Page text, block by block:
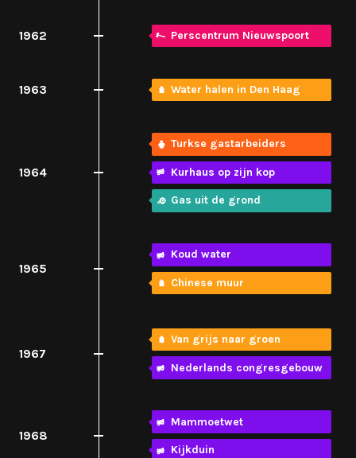
1962 Perscentrum Nieuwspoort
1963 Water halen in Den Haag
1964
Turkse gastarbeiders
Kurhaus op zijn kop
Gas uit de grond
1965
Koud water
Chinese muur
1967
Van grijs naar groen
Nederlands congresgebouw
1968
Mammoetwet
Kijkduin